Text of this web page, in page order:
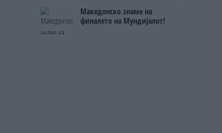
Македонско знаме на
финалето на Мундијалот!